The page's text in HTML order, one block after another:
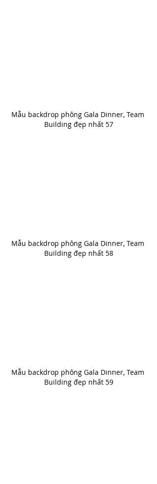
Mẫu backdrop phông Gala Dinner, Team
Building đẹp nhất 57
Mẫu backdrop phông Gala Dinner, Team
Building đẹp nhất 58
Mẫu backdrop phông Gala Dinner, Team
Building đẹp nhất 59